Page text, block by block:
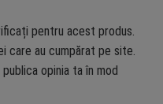
pentru acest produs.
care au cumpărat pe site.
opinia ta în mod